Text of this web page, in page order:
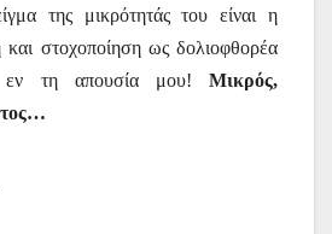
της μικρότητάς του είναι η
και στοχοποίηση ως δολιοφθορέα
εν τη απουσία μου! Μικρός,